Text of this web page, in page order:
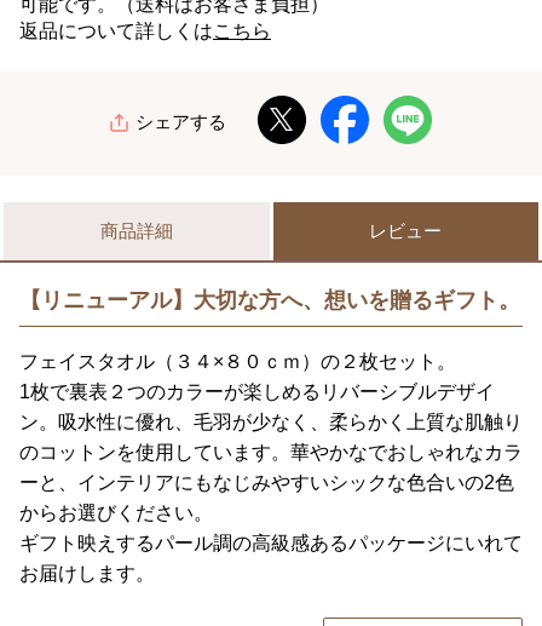
返品について詳しくはこちら
シェアする
商品詳細 レビュー
【リニューアル】大切な方へ、想いを贈るギフト。
フェイスタオル（３４×８０ｃｍ）の２枚セット。
1枚で裏表２つのカラーが楽しめるリバーシブルデザイ
ン。吸水性に優れ、毛羽が少なく、柔らかく上質な肌触り
のコットンを使用しています。華やかなでおしゃれなカラ
ーと、インテリアにもなじみやすいシックな色合いの2色
からお選びください。
ギフト映えするパール調の高級感あるパッケージにいれて
お届けします。